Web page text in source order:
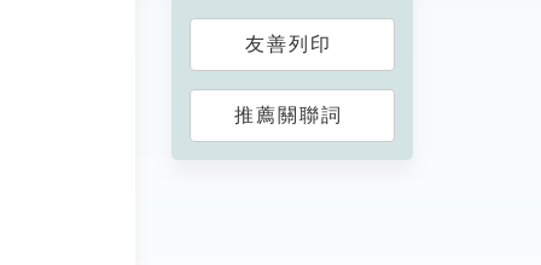
友善列印
推薦關聯詞